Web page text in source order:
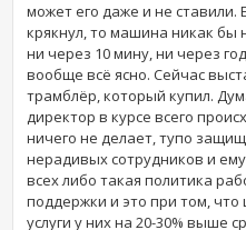
может его даже и не ставили.
крякнул, то машина никак бы
ни через 10 мину, ни через
вообще всё ясно. Сейчас
трамблёр, который купил.
директор в курсе всего
ничего не делает, тупо
нерадивых сотрудников и
всех либо такая политика
поддержки и это при том, что
услуги у них на 20-30% выше